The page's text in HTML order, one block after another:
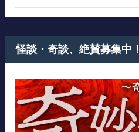
怪談・奇談、絶賛募集中！